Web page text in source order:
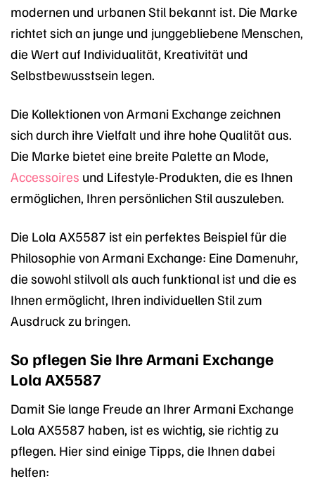
modernen und urbanen Stil bekannt ist. Die Marke
richtet sich an junge und junggebliebene Menschen,
die Wert auf Individualität, Kreativität und
Selbstbewusstsein legen.
Die Kollektionen von Armani Exchange zeichnen
sich durch ihre Vielfalt und ihre hohe Qualität aus.
Die Marke bietet eine breite Palette an Mode,
Accessoires und Lifestyle-Produkten, die es Ihnen
ermöglichen, Ihren persönlichen Stil auszuleben.
Die Lola AX5587 ist ein perfektes Beispiel für die
Philosophie von Armani Exchange: Eine Damenuhr,
die sowohl stilvoll als auch funktional ist und die es
Ihnen ermöglicht, Ihren individuellen Stil zum
Ausdruck zu bringen.
So pflegen Sie Ihre Armani Exchange
Lola AX5587
Damit Sie lange Freude an Ihrer Armani Exchange
Lola AX5587 haben, ist es wichtig, sie richtig zu
pflegen. Hier sind einige Tipps, die Ihnen dabei
helfen: